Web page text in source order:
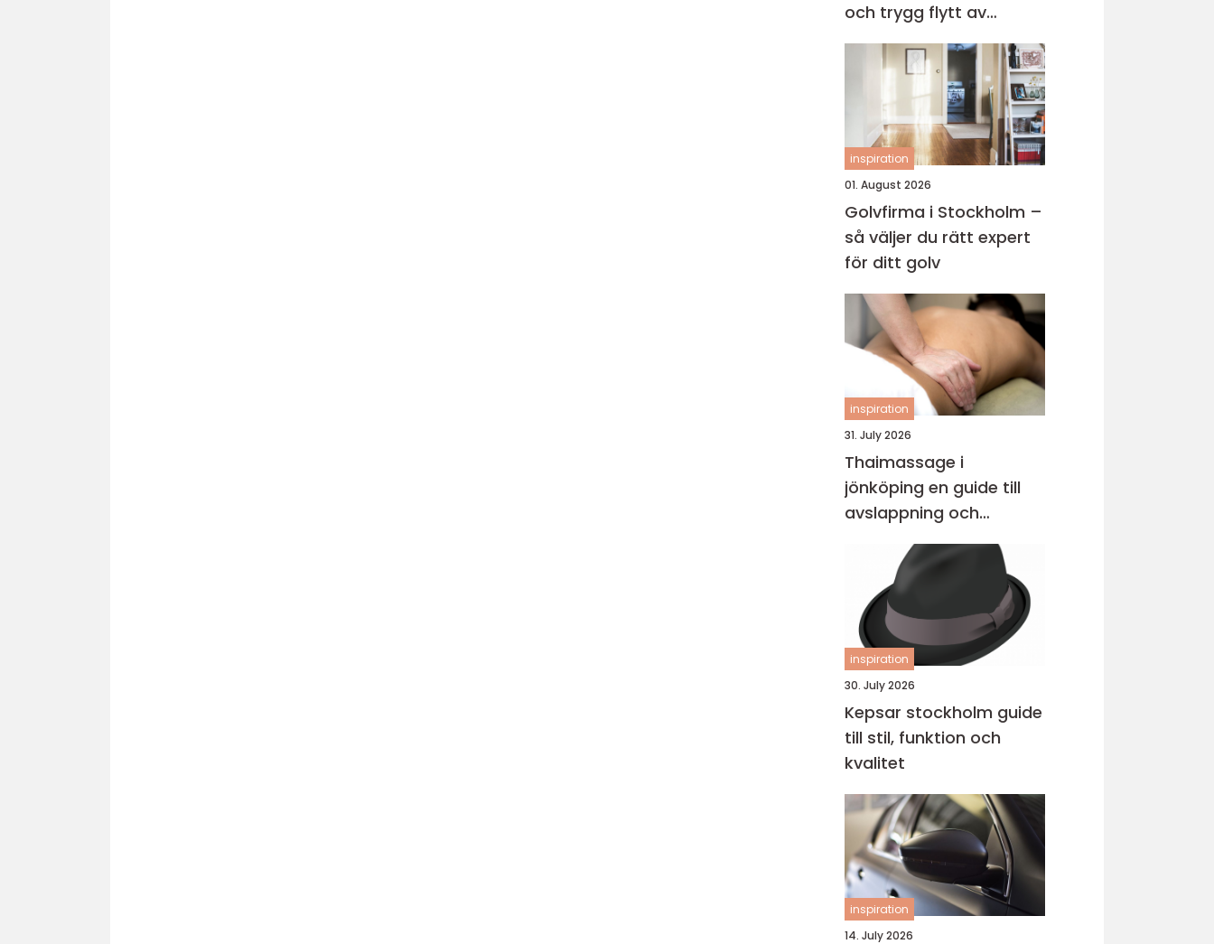
och trygg flytt av
verksamheten
inspiration
01. August 2026
Golvfirma i Stockholm –
så väljer du rätt expert
för ditt golv
inspiration
31. July 2026
Thaimassage i
jönköping en guide till
avslappning och
behandling
inspiration
30. July 2026
Kepsar stockholm guide
till stil, funktion och
kvalitet
inspiration
14. July 2026